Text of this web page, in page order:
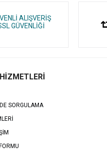
ALIŞVERİŞ
GÜVENLİĞİ
SORGULAMA